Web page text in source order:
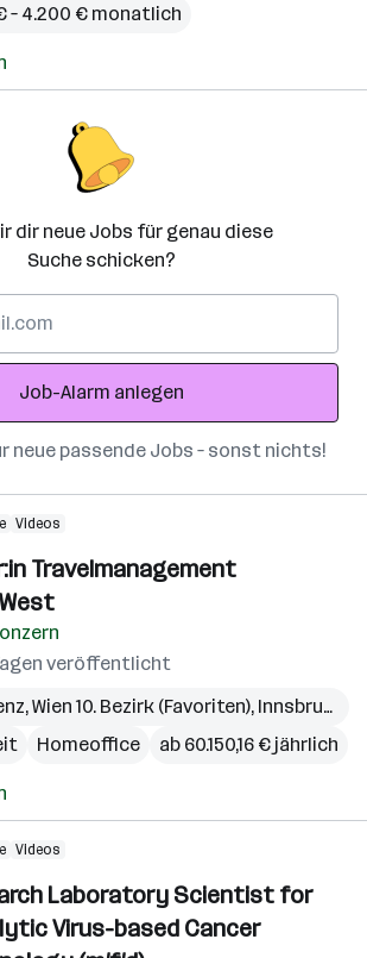
€ – 4.200 € monatlich
dir neue Jobs für genau diese
Suche schicken?
Job-Alarm anlegen
neue passende Jobs – sonst nichts!
Videos
Travelmanagement
veröffentlicht
,Wien 10. Bezirk (Favoriten), Innsbruck
Homeoffice ab 60.150,16 € jährlich
Videos
Laboratory Scientist for
Virus-based Cancer